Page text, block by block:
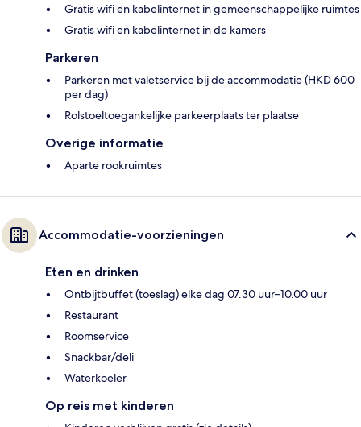
Gratis wifi en kabelinternet in gemeenschappelijke ruimtes
Gratis wifi en kabelinternet in de kamers
Parkeren
Parkeren met valetservice bij de accommodatie (HKD 600
per dag)
Rolstoeltoegankelijke parkeerplaats ter plaatse
Overige informatie
Aparte rookruimtes
Accommodatie-voorzieningen
Eten en drinken
Ontbijtbuffet (toeslag) elke dag 07.30 uur–10.00 uur
Restaurant
Roomservice
Snackbar/deli
Waterkoeler
Op reis met kinderen